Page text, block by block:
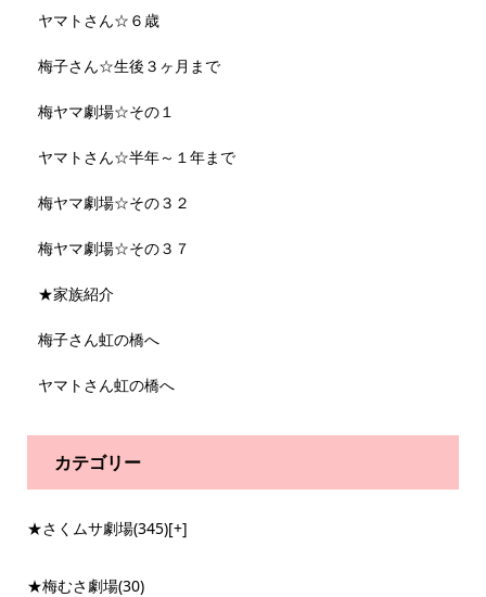
ヤマトさん☆６歳
梅子さん☆生後３ヶ月まで
梅ヤマ劇場☆その１
ヤマトさん☆半年～１年まで
梅ヤマ劇場☆その３２
梅ヤマ劇場☆その３７
★家族紹介
梅子さん虹の橋へ
ヤマトさん虹の橋へ
カテゴリー
★さくムサ劇場(345)[+]
★梅むさ劇場(30)